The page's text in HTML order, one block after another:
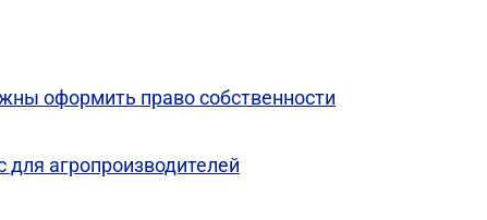
оформить право собственности
для агропроизводителей